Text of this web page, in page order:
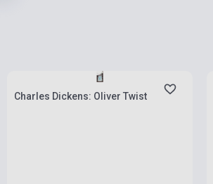
Charles Dickens: Oliver Twist